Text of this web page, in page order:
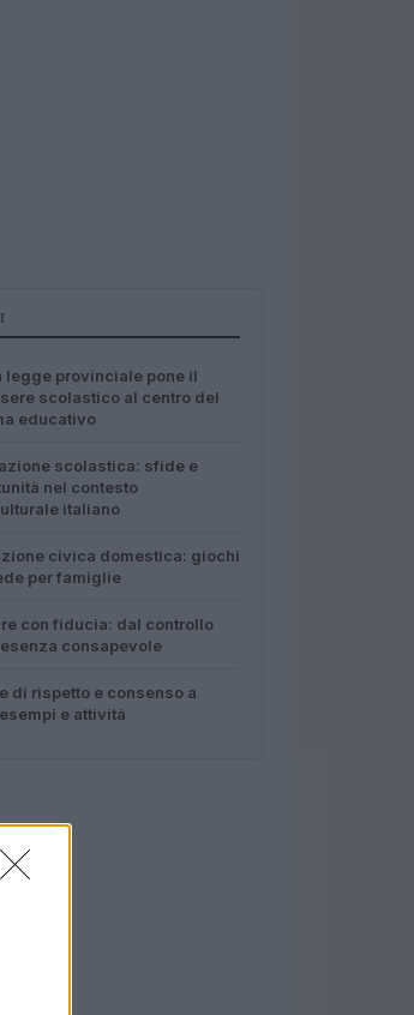
legge provinciale pone il
scolastico al centro del
educativo
scolastica: sfide e
nel contesto
italiano
civica domestica: giochi
per famiglie
con fiducia: dal controllo
consapevole
di rispetto e consenso a
e attività